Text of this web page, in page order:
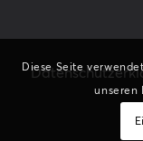
Diese Seite
unseren